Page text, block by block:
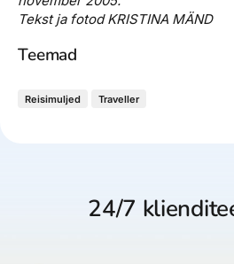
Tekst ja fotod KRISTINA MÄND
Teemad
Reisimuljed Traveller
24/7